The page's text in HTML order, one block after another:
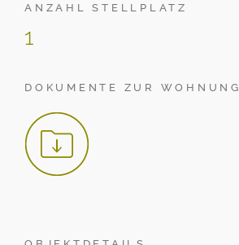
ANZAHL STELLPLATZ
1
DOKUMENTE ZUR WOHNUNG